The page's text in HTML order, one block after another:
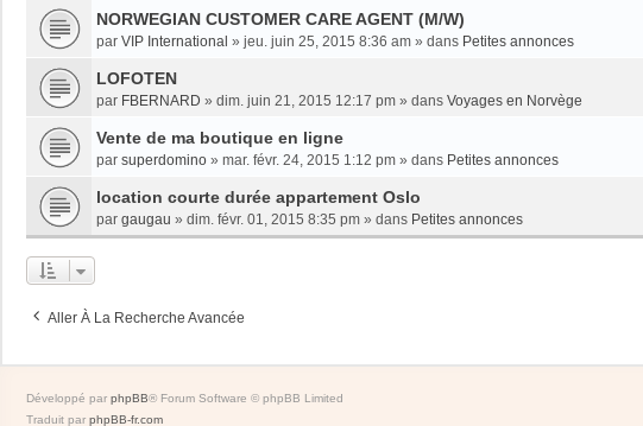
NORWEGIAN CUSTOMER CARE AGENT (M/W)
par VIP International » jeu. juin 25, 2015 8:36 am » dans Petites annonces
LOFOTEN
par FBERNARD » dim. juin 21, 2015 12:17 pm » dans Voyages en Norvège
Vente de ma boutique en ligne
par superdomino » mar. févr. 24, 2015 1:12 pm » dans Petites annonces
location courte durée appartement Oslo
par gaugau » dim. févr. 01, 2015 8:35 pm » dans Petites annonces
Aller À La Recherche Avancée
Développé par phpBB® Forum Software © phpBB Limited
Traduit par phpBB-fr.com